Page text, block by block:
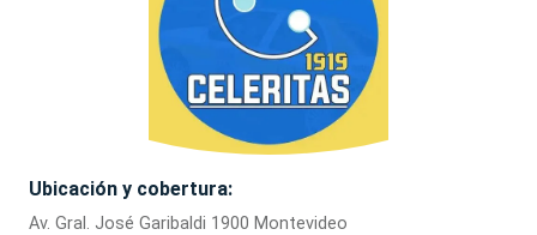
Ubicación y cobertura:
Av. Gral. José Garibaldi 1900 Montevideo